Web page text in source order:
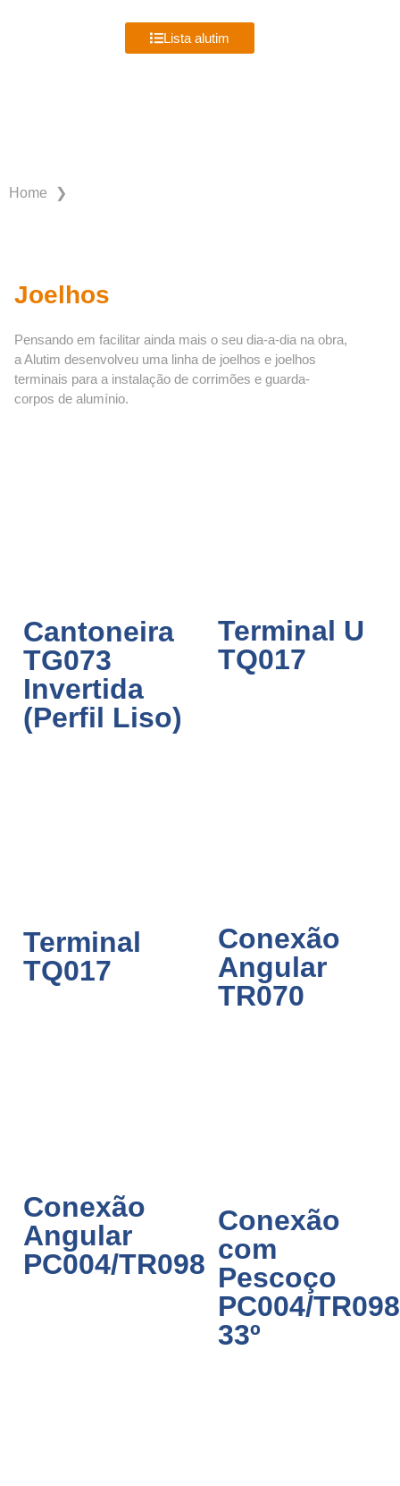
Lista alutim
Home ❯
Joelhos
Pensando em facilitar ainda mais o seu dia-a-dia na obra,
a Alutim desenvolveu uma linha de joelhos e joelhos
terminais para a instalação de corrimões e guarda-
corpos de alumínio.
Cantoneira
TG073
Invertida
(Perfil Liso)
Terminal U
TQ017
Terminal
TQ017
Conexão
Angular
TR070
Conexão
Angular
PC004/TR098
Conexão
com
Pescoço
PC004/TR098
33º